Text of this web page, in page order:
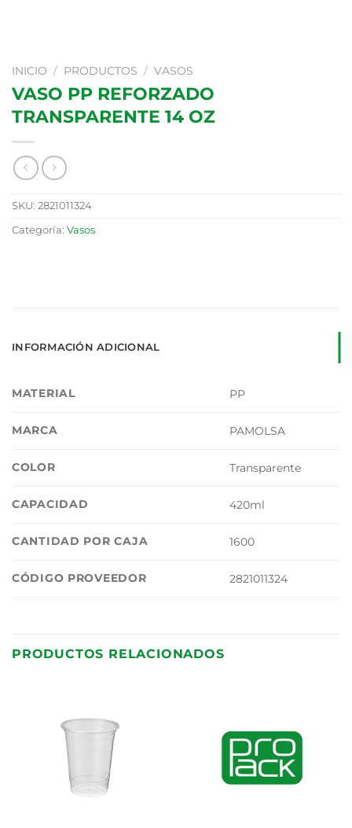
INICIO / PRODUCTOS / VASOS
VASO PP REFORZADO
TRANSPARENTE 14 OZ
SKU: 2821011324
Categoría: Vasos
INFORMACIÓN ADICIONAL
MATERIAL PP
MARCA PAMOLSA
COLOR Transparente
CAPACIDAD 420ml
CANTIDAD POR CAJA 1600
CÓDIGO PROVEEDOR 2821011324
PRODUCTOS RELACIONADOS